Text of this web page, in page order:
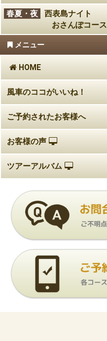
春夏・夜
西表島ナイト
おさんぽコース
メニュー
HOME
風車のココがいいね！
ご予約されたお客様へ
お客様の声
ツアーアルバム